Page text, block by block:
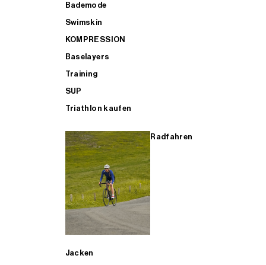
Bademode
Swimskin
KOMPRESSION
Baselayers
Training
SUP
Triathlon kaufen
Radfahren
Jacken